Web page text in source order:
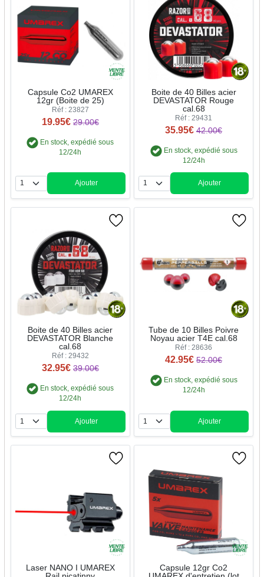
Capsule Co2 UMAREX
12gr (Boite de 25)
Réf : 23827
19.95€ 29.00€
En stock, expédié sous
12/24h
Quantité
Ajouter
Boite de 40 Billes acier
DEVASTATOR Rouge
cal.68
Réf : 29431
35.95€ 42.00€
En stock, expédié sous
12/24h
Quantité
Ajouter
Boite de 40 Billes acier
DEVASTATOR Blanche
cal.68
Réf : 29432
32.95€ 39.00€
En stock, expédié sous
12/24h
Quantité
Ajouter
Tube de 10 Billes Poivre
Noyau acier T4E cal.68
Réf : 28636
42.95€ 52.00€
En stock, expédié sous
12/24h
Quantité
Ajouter
Laser NANO I UMAREX
Capsule 12gr Co2